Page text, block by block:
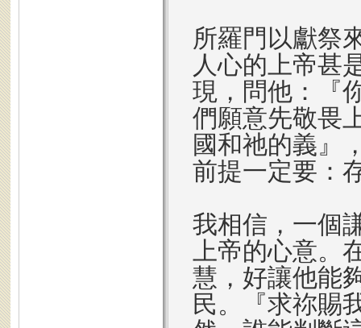
所羅門以獻祭
人心的上帝甚
現，問他：『
們願意先敬畏
國和祂的義』
前提一定要：
我相信，一個
上帝的心意。
慧，好讓他能
民。『求祢賜